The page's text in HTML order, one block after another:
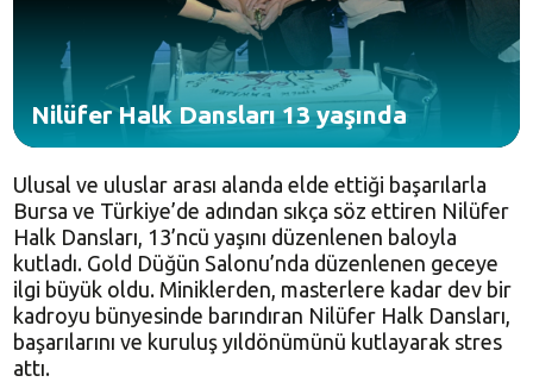
Nilüfer Halk Dansları 13 yaşında
Ulusal ve uluslar arası alanda elde ettiği başarılarla
Bursa ve Türkiye’de adından sıkça söz ettiren Nilüfer
Halk Dansları, 13’ncü yaşını düzenlenen baloyla
kutladı. Gold Düğün Salonu’nda düzenlenen geceye
ilgi büyük oldu. Miniklerden, masterlere kadar dev bir
kadroyu bünyesinde barındıran Nilüfer Halk Dansları,
başarılarını ve kuruluş yıldönümünü kutlayarak stres
attı.